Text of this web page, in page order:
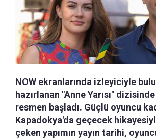
NOW ekranlarında izleyiciyle
hazırlanan "Anne Yarısı"
resmen başladı. Güçlü oyuncu
Kapadokya'da geçecek
çeken yapımın yayın tarihi,